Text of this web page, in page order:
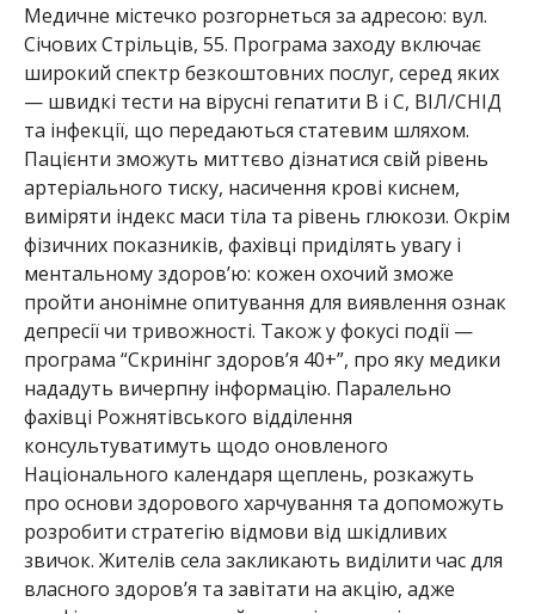
Медичне містечко розгорнеться за адресою: вул.
Січових Стрільців, 55. Програма заходу включає
широкий спектр безкоштовних послуг, серед яких
— швидкі тести на вірусні гепатити В і С, ВІЛ/СНІД
та інфекції, що передаються статевим шляхом.
Пацієнти зможуть миттєво дізнатися свій рівень
артеріального тиску, насичення крові киснем,
виміряти індекс маси тіла та рівень глюкози. Окрім
фізичних показників, фахівці приділять увагу і
ментальному здоров’ю: кожен охочий зможе
пройти анонімне опитування для виявлення ознак
депресії чи тривожності. Також у фокусі події —
програма “Скринінг здоров’я 40+”, про яку медики
нададуть вичерпну інформацію. Паралельно
фахівці Рожнятівського відділення
консультуватимуть щодо оновленого
Національного календаря щеплень, розкажуть
про основи здорового харчування та допоможуть
розробити стратегію відмови від шкідливих
звичок. Жителів села закликають виділити час для
власного здоров’я та завітати на акцію, адже